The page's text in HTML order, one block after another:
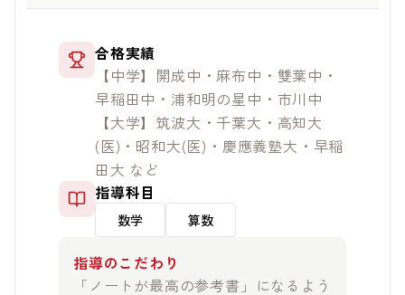
合格実績
【中学】開成中・麻布中・雙葉中・
早稲田中・浦和明の星中・市川中
【大学】筑波大・千葉大・高知大
(医)・昭和大(医)・慶應義塾大・早稲
田大 など
指導科目
数学 算数
指導のこだわり
「ノートが最高の参考書」になるよう